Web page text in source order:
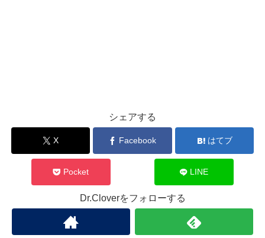
シェアする
X Facebook はてブ
Pocket LINE
Dr.Cloverをフォローする